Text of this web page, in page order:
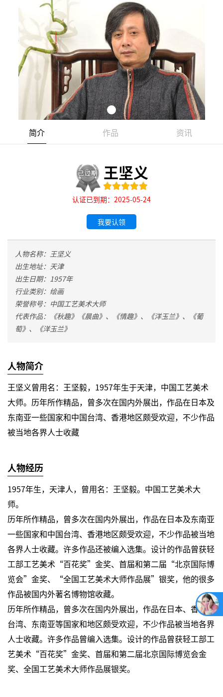
简介 作品 资讯
王坚义
认证已到期：2025-05-24
我要认领
人物名称：王坚义
出生地址：天津
出生日期：1957年
行业类别：绘画
荣誉称号：中国工艺美术大师
代表作品：《秋趣》《晨曲》、《情趣》、《洋玉兰》、《葡
萄》、《洋玉兰》
人物简介
王坚义曾用名：王坚毅，1957年生于天津，中国工艺美术
大师。 历年所作精品，曾多次在国内外展出，作品在日本及
东南亚一些国家和中国台湾、香港地区颇受欢迎，不少作品
被当地各界人士收藏
人物经历
1957年生，天津人，曾用名：王坚毅。中国工艺美术大
师。
历年所作精品，曾多次在国内外展出，作品在日本及东南亚
一些国家和中国台湾、香港地区颇受欢迎，不少作品被当地
各界人士收藏。许多作品还被编入选集。设计的作品曾获轻
工部工艺美术“百花奖”金奖、首届和第二届“北京国际博
览会”金奖、“全国工艺美术大师作品展”银奖，他的很多
作品被国内外著名博物馆收藏。
历年所作精品，曾多次在国内外展出，作品在日本、香港、
台湾、东南亚等国家和地区颇受欢迎，不少作品被当地各界
人士收藏。许多作品曾编入选集。设计的作品曾获轻工部工
艺美术“百花奖”金奖、首届和第二届北京国际博览会金
奖、全国工艺美术大师作品展银奖。